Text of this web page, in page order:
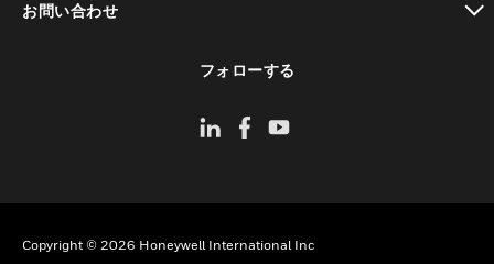
お問い合わせ
フォローする
Copyright © 2026 Honeywell International Inc